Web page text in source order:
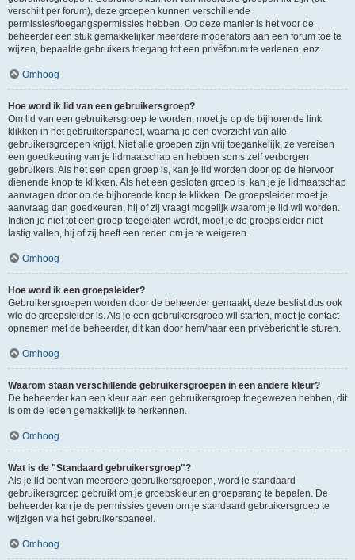
verschilt per forum), deze groepen kunnen verschillende
permissies/toegangspermissies hebben. Op deze manier is het voor de
beheerder een stuk gemakkelijker meerdere moderators aan een forum toe te
wijzen, bepaalde gebruikers toegang tot een privéforum te verlenen, enz.
Omhoog
Hoe word ik lid van een gebruikersgroep?
Om lid van een gebruikersgroep te worden, moet je op de bijhorende link
klikken in het gebruikerspaneel, waarna je een overzicht van alle
gebruikersgroepen krijgt. Niet alle groepen zijn vrij toegankelijk, ze vereisen
een goedkeuring van je lidmaatschap en hebben soms zelf verborgen
gebruikers. Als het een open groep is, kan je lid worden door op de hiervoor
dienende knop te klikken. Als het een gesloten groep is, kan je je lidmaatschap
aanvragen door op de bijhorende knop te klikken. De groepsleider moet je
aanvraag dan goedkeuren, hij of zij vraagt mogelijk waarom je lid wil worden.
Indien je niet tot een groep toegelaten wordt, moet je de groepsleider niet
lastig vallen, hij of zij heeft een reden om je te weigeren.
Omhoog
Hoe word ik een groepsleider?
Gebruikersgroepen worden door de beheerder gemaakt, deze beslist dus ook
wie de groepsleider is. Als je een gebruikersgroep wil starten, moet je contact
opnemen met de beheerder, dit kan door hem/haar een privébericht te sturen.
Omhoog
Waarom staan verschillende gebruikersgroepen in een andere kleur?
De beheerder kan een kleur aan een gebruikersgroep toegewezen hebben, dit
is om de leden gemakkelijk te herkennen.
Omhoog
Wat is de "Standaard gebruikersgroep"?
Als je lid bent van meerdere gebruikersgroepen, word je standaard
gebruikersgroep gebruikt om je groepskleur en groepsrang te bepalen. De
beheerder kan je de permissies geven om je standaard gebruikersgroep te
wijzigen via het gebruikerspaneel.
Omhoog